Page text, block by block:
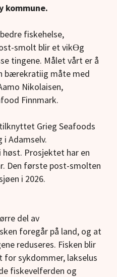
kommune.
fiskehelse,
smolt blir et vikƟg
tingene. Målet vårt er å
bærekratiig måte med
Nikolaisen,
Finnmark.
Grieg Seafoods
Adamselv.
Prosjektet har en
Den første post-smolten
i 2026.
del av
foregår på land, og at
reduseres. Fisken blir
for sykdommer, lakselus
fiskevelferden og